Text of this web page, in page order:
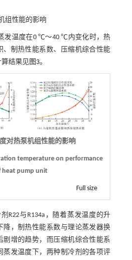
组性能的影响
发温度在0 ℃～40 ℃内变化时，热
、制热性能系数、压缩机综合性能
结果见图3。
对热泵机组性能的影响
temperature on performance
heat pump unit
Full size
R22与R134a，随着蒸发温度的升
降，制热性能系数与理论蒸发器换
剧增的趋势，而压缩机综合性能系
蒸发温度下，两种制冷剂的各项评